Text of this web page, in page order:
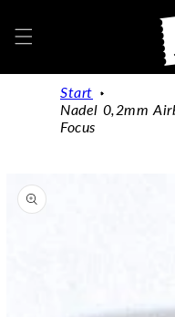
Inhalt
Start
Nadel 0,2mm
Focus